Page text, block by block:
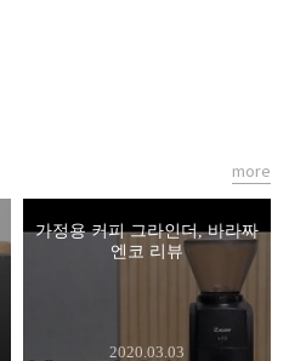
가정용 커피 그라인더, 바라짜
엔코 리뷰
2020.03.03
more